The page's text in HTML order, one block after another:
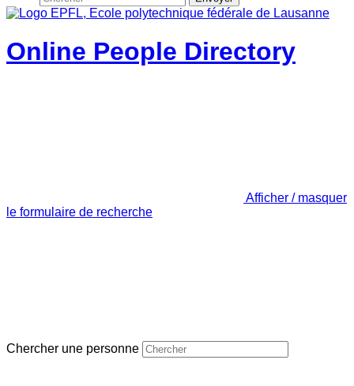
Online People Directory
Afficher / masquer
le formulaire de recherche
Chercher une personne